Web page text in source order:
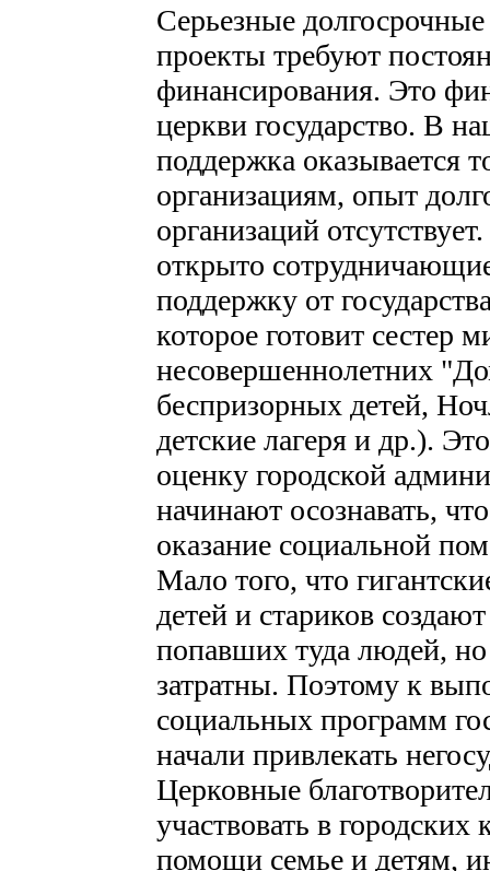
Серьезные
проекты требуют
финансирования. Это
церкви государство. В
поддержка оказывается
организациям, опыт
организаций
открыто
поддержку от
которое готовит сестер
несовершеннолетних
беспризорных детей,
детские лагеря и др.).
оценку городской
начинают осознавать,
оказание социальной
Мало того, что
детей и стариков
попавших туда людей,
затратны. Поэтому к
социальных программ
начали привлекать
Церковные
участвовать в
помощи семье и детям,